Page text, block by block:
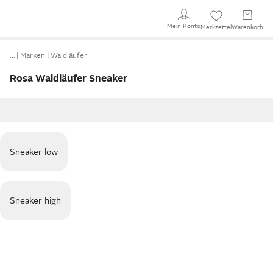
Mein KontoMerkzettel Warenkorb
… Marken Waldläufer
Rosa Waldläufer Sneaker
Sneaker low
Sneaker high